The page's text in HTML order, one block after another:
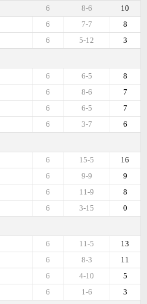
10
8-6
6
8
7-7
6
3
5-12
6
8
6-5
6
7
8-6
6
7
6-5
6
6
3-7
6
16
15-5
6
9
9-9
6
8
11-9
6
0
3-15
6
13
11-5
6
11
8-3
6
5
4-10
6
3
1-6
6